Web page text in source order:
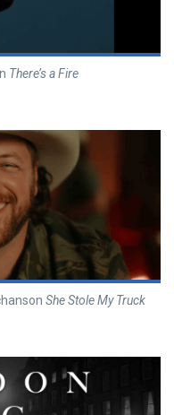
There’s a Fire
She Stole My Truck